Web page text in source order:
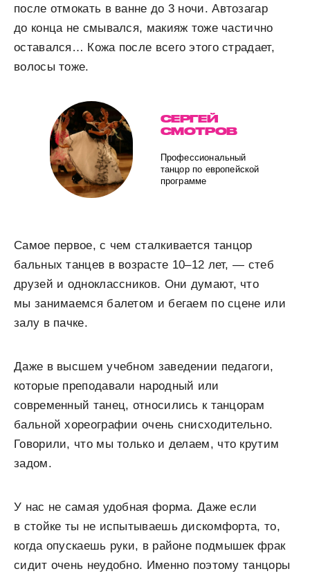
после отмокать в ванне до 3 ночи. Автозагар
до конца не смывался, макияж тоже частично
оставался… Кожа после всего этого страдает,
волосы тоже.
СЕРГЕЙ
СМОТРОВ
Профессиональный
танцор по европейской
программе
Самое первое, с чем сталкивается танцор
бальных танцев в возрасте 10–12 лет, — стеб
друзей и одноклассников. Они думают, что
мы занимаемся балетом и бегаем по сцене или
залу в пачке.
Даже в высшем учебном заведении педагоги,
которые преподавали народный или
современный танец, относились к танцорам
бальной хореографии очень снисходительно.
Говорили, что мы только и делаем, что крутим
задом.
У нас не самая удобная форма. Даже если
в стойке ты не испытываешь дискомфорта, то,
когда опускаешь руки, в районе подмышек фрак
сидит очень неудобно. Именно поэтому танцоры